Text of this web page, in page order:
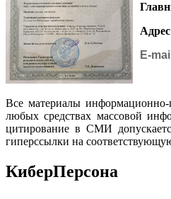
E-mail
Все материалы информационно-
любых средствах массовой
цитирование в СМИ
гиперссылки на
КиберПерсона